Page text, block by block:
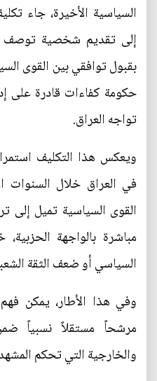
السياسية الأخيرة، جاء
إلى تقديم شخصية توصف
بقبول توافقي بين القوى
حكومة كفاءات قادرة على
تواجه العراق.
ويعكس هذا التكليف
في العراق خلال
القوى السياسية تميل
مباشرة بالواجهة
السياسي أو ضعف الثقة
وفي هذا الأطار، يمكن
مرشحاً مستقلاً نسبياً
والخارجية التي تحكم